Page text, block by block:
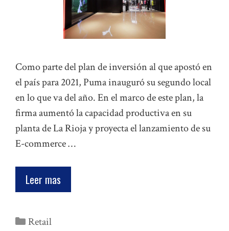
Como parte del plan de inversión al que apostó en
el país para 2021, Puma inauguró su segundo local
en lo que va del año. En el marco de este plan, la
firma aumentó la capacidad productiva en su
planta de La Rioja y proyecta el lanzamiento de su
E-commerce …
Leer mas
Categorías
Retail